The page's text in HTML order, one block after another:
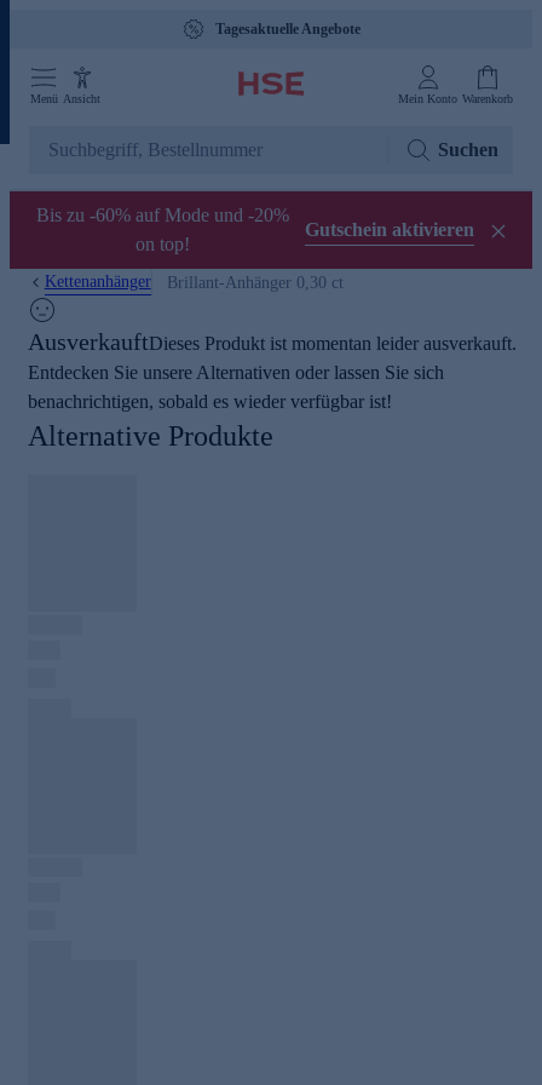
Tagesaktuelle Angebote
Menü Ansicht Mein Konto Warenkorb
Suchen
Bis zu -60% auf Mode und -20%
on top!
Gutschein aktivieren
Kettenanhänger Brillant-Anhänger 0,30 ct
AusverkauftDieses Produkt ist momentan leider ausverkauft.
Entdecken Sie unsere Alternativen oder lassen Sie sich
benachrichtigen, sobald es wieder verfügbar ist!
Alternative Produkte